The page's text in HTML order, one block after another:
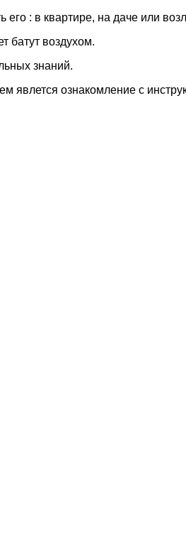
: в квартире, на даче или
батут воздухом.
знаний.
явлется ознакомление с